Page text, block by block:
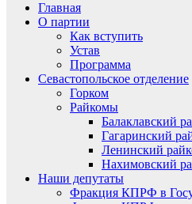
Главная
О партии
Как вступить
Устав
Программа
Севастопольское отделение
Горком
Райкомы
Балаклавский
Гагаринский
Ленинский
Нахимовский
Наши депутаты
Фракция КПРФ в